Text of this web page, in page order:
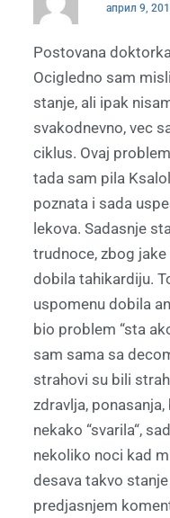
април 9,
Postovana
Ocigledno sam
stanje, ali ipak
svakodnevno, vec
ciklus. Ovaj
tada sam pila
poznata i sada
lekova. Sadasnje
trudnoce, zbog
dobila tahikardiju.
uspomenu dobila
bio problem “sta
sam sama sa
strahovi su bili
zdravlja,
nekako “svarila“,
nekoliko noci kad
desava takvo
predjasnjem